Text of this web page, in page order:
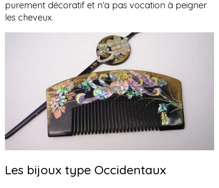
purement décoratif et n’a pas vocation à peigner
les cheveux.
Les bijoux type Occidentaux